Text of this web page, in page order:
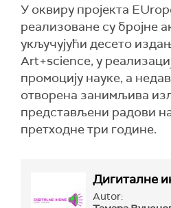
У оквиру пројекта
реализоване су бројне
укључујући десето
Art+science, у
промоцију науке, а
отворена занимљива
представљени радови
претходне три године.
Дигиталне
Autor: